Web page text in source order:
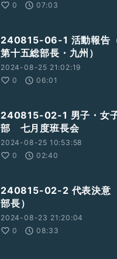
0
07:03
240815-06-1 活動報告
第十五総部長・九州）
2024-08-25 21:02:19
0
06:01
240815-02-1 男子・女
部 七月度班長会
2024-08-25 10:53:58
0
02:40
240815-02-2 代表決意
部長）
2024-08-23 21:20:04
0
08:33